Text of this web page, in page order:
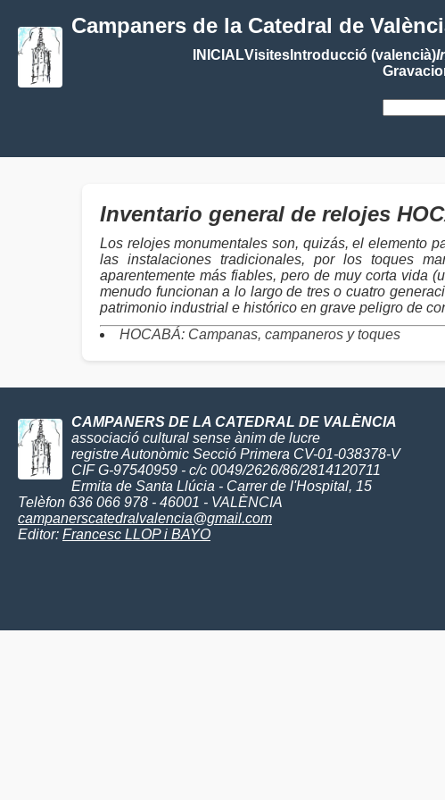
Campaners de la Catedral de
INICIALVisitesIntroducció (valencià)
Inventario general de relojes
Los relojes monumentales son, quizás, el elemento
las instalaciones tradicionales, por los toques
aparentemente más fiables, pero de muy corta vida
menudo funcionan a lo largo de tres o cuatro
patrimonio industrial e histórico en grave peligro de
HOCABÁ: Campanas, campaneros y toques
CAMPANERS DE LA CATEDRAL DE VALÈNCIA
associació cultural sense ànim de lucre
registre Autonòmic Secció Primera CV-01-038378-V
CIF G-97540959 - c/c 0049/2626/86/2814120711
Ermita de Santa Llúcia - Carrer de l'Hospital, 15
Telèfon 636 066 978 - 46001 - VALÈNCIA
campanerscatedralvalencia@gmail.com
Editor: Francesc LLOP i BAYO